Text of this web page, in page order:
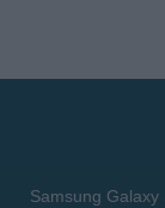
Samsung